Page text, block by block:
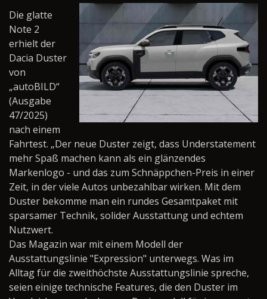
Die glatte
Note 2
erhielt der
Dacia Duster
von
„autoBILD“
(Ausgabe
47/2025)
nach einem
Fahrtest. „Der neue Duster zeigt, dass Understatement
mehr Spaß machen kann als ein glänzendes
Markenlogo - und das zum Schnäppchen-Preis in einer
Zeit, in der viele Autos unbezahlbar wirken. Mit dem
Duster bekomme man ein rundes Gesamtpaket mit
sparsamer Technik, solider Ausstattung und echtem
Nutzwert.
Das Magazin war mit einem Modell der
Ausstattungslinie "Expression" unterwegs. Was im
Alltag für die zweithöchste Ausstattungslinie spreche,
seien einige technische Features, die den Duster im